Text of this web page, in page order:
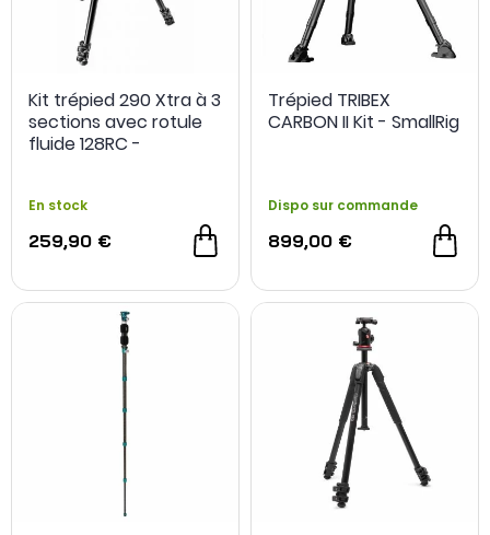
Kit trépied 290 Xtra à 3
sections avec rotule
fluide 128RC -
En stock
259,90 €
Trépied TRIBEX
CARBON II Kit - SmallRig
Dispo sur commande
899,00 €